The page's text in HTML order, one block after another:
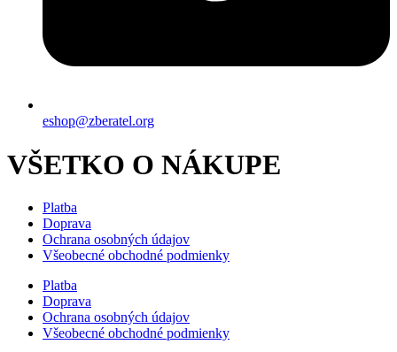
eshop@zberatel.org
VŠETKO O NÁKUPE
Platba
Doprava
Ochrana osobných údajov
Všeobecné obchodné podmienky
Platba
Doprava
Ochrana osobných údajov
Všeobecné obchodné podmienky